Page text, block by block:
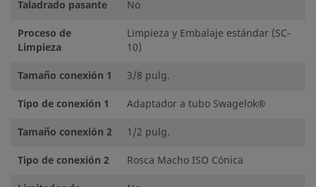
Taladrado pasante
No
Proceso de
Limpieza
Limpieza y Embalaje estándar (SC-
10)
Tamaño conexión 1
3/8 pulg.
Tipo de conexión 1
Adaptador a tubo Swagelok®
Tamaño conexión 2
1/2 pulg.
Tipo de conexión 2
Rosca Macho ISO Cónica